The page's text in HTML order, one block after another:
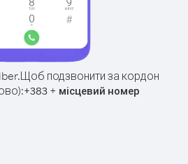
Щоб подзвонити за кордон
+383 + місцевий номер